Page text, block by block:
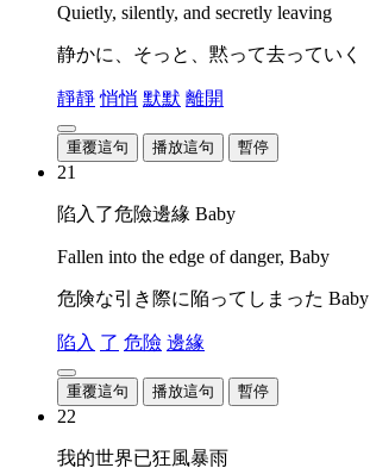
Quietly, silently, and secretly leaving
静かに、そっと、黙って去っていく
靜靜 悄悄 默默 離開
重覆這句 播放這句 暫停
21
陷入了危險邊緣 Baby
Fallen into the edge of danger, Baby
危険な引き際に陥ってしまった Baby
陷入 了 危險 邊緣
重覆這句 播放這句 暫停
22
我的世界已狂風暴雨